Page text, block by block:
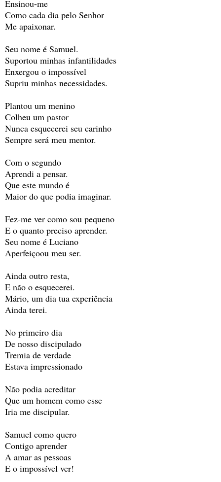
Ensinou-me
Como cada dia pelo Senhor
Me apaixonar.
Seu nome é Samuel.
Suportou minhas infantilidades
Enxergou o impossível
Supriu minhas necessidades.
Plantou um menino
Colheu um pastor
Nunca esquecerei seu carinho
Sempre será meu mentor.
Com o segundo
Aprendi a pensar.
Que este mundo é
Maior do que podia imaginar.
Fez-me ver como sou pequeno
E o quanto preciso aprender.
Seu nome é Luciano
Aperfeiçoou meu ser.
Ainda outro resta,
E não o esquecerei.
Mário, um dia tua experiência
Ainda terei.
No primeiro dia
De nosso discipulado
Tremia de verdade
Estava impressionado
Não podia acreditar
Que um homem como esse
Iria me discipular.
Samuel como quero
Contigo aprender
A amar as pessoas
E o impossível ver!